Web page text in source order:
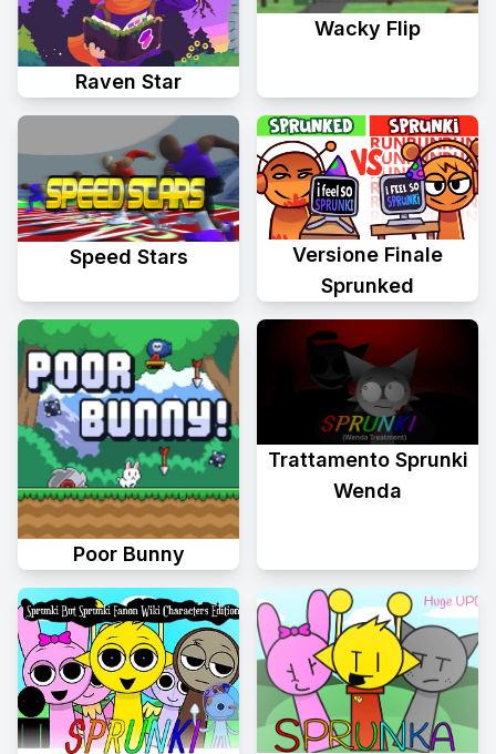
Raven Star
Wacky Flip
Speed Stars
Versione Finale
Sprunked
Poor Bunny
Trattamento Sprunki
Wenda